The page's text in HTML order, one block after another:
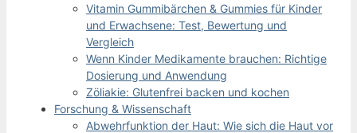
Vitamin Gummibärchen & Gummies für Kinder
und Erwachsene: Test, Bewertung und
Vergleich
Wenn Kinder Medikamente brauchen: Richtige
Dosierung und Anwendung
Zöliakie: Glutenfrei backen und kochen
Forschung & Wissenschaft
Abwehrfunktion der Haut: Wie sich die Haut vor